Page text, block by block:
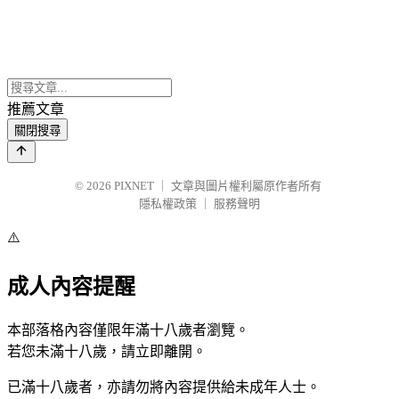
推薦文章
關閉搜尋
© 2026 PIXNET
文章與圖片權利屬原作者所有
隱私權政策
服務聲明
⚠️
成人內容提醒
本部落格內容僅限年滿十八歲者瀏覽。
若您未滿十八歲，請立即離開。
已滿十八歲者，亦請勿將內容提供給未成年人士。